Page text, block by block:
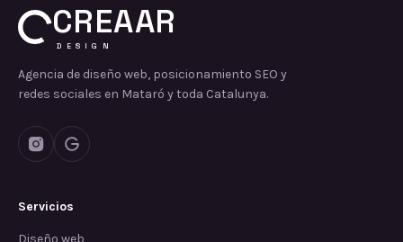
CREAAR
DESIGN
Agencia de diseño web, posicionamiento SEO y
redes sociales en Mataró y toda Catalunya.
Servicios